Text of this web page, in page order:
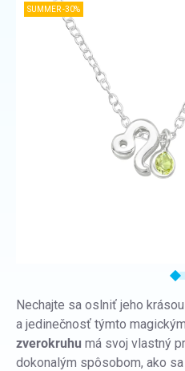
SUMMER -30%
Nechajte sa oslniť jeho
a jedinečnosť týmto
zverokruhu má svoj vlastný
dokonalým spôsobom, ako